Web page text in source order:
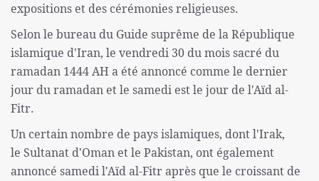
expositions et des cérémonies religieuses.
Selon le bureau du Guide suprême de la République
islamique d'Iran, le vendredi 30 du mois sacré du
ramadan 1444 AH a été annoncé comme le dernier
jour du ramadan et le samedi est le jour de l'Aïd al-
Fitr.
Un certain nombre de pays islamiques, dont l'Irak,
le Sultanat d'Oman et le Pakistan, ont également
annoncé samedi l'Aïd al-Fitr après que le croissant de